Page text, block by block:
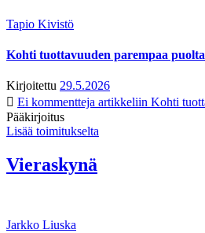
Tapio Kivistö
Kohti tuottavuuden parempaa puolta
Kirjoitettu 29.5.2026
Ei kommentteja artikkeliin Kohti
Pääkirjoitus
Lisää toimitukselta
Vieraskynä
Jarkko Liuska